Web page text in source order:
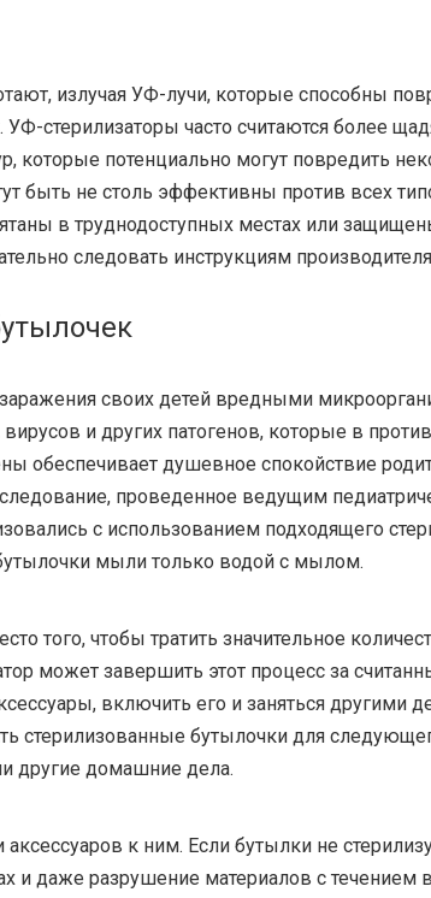
излучая УФ-лучи, которые способны
стерилизаторы часто считаются более
которые потенциально могут повредить
быть не столь эффективны против всех
в труднодоступных местах или
следовать инструкциям
заражения своих детей вредными
и других патогенов, которые в
обеспечивает душевное спокойствие
проведенное ведущим
с использованием подходящего
мыли только водой с мылом.
того, чтобы тратить значительное
может завершить этот процесс за
включить его и заняться другими
стерилизованные бутылочки для
другие домашние дела.
к ним. Если бутылки не
и даже разрушение материалов с течением